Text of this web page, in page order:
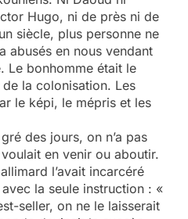
Hugo, ni de près ni de
siècle, plus personne ne
abusés en nous vendant
Le bonhomme était le
la colonisation. Les
le képi, le mépris et les
des jours, on n’a pas
en venir ou aboutir.
l’avait incarcéré
la seule instruction : «
seller, on ne le laisserait